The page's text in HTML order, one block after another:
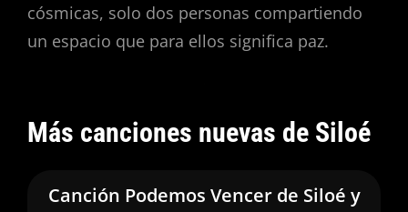
cósmicas, solo dos personas compartiendo
un espacio que para ellos significa paz.
Más canciones nuevas de Siloé
Canción Podemos Vencer de Siloé y